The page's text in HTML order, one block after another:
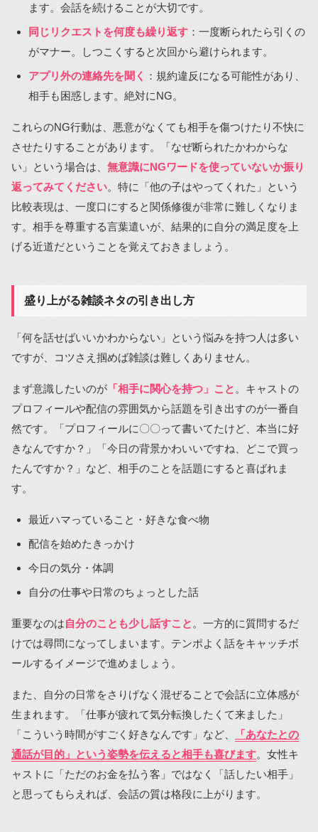
ます。会話を続けることが大切です。
同じリクエストを何度も繰り返す ：一度断られたら引くの
がマナー。しつこくすると次回から避けられます。
アプリ外の連絡先を聞く ：規約違反になる可能性があり、
相手も困惑します。絶対にNG。
これらのNG行動は、悪意がなくても相手を傷つけたり不快に
させたりすることがあります。「なぜ断られたかわからな
い」という場合は、 無意識にNGワードを使っていないか振り
返ってみてください。特に「他の子はやってくれた」という
比較表現は、一度口にすると関係修復が非常に難しくなりま
す。相手を尊重する言葉遣いが、結果的に自分の満足度を上
げる近道だということを覚えておきましょう。
盛り上がる雑談ネタの引き出し方
「何を話せばいいかわからない」という悩みを持つ人は多い
ですが、コツさえ掴めば雑談は難しくありません。
まず意識したいのが 「相手に関心を持つ」こと 。キャストの
プロフィールや配信の雰囲気から話題を引き出すのが一番自
然です。「プロフィールに〇〇って書いてたけど、本当に好
きなんですか？」「今日の背景かわいいですね、どこで買っ
たんですか？」など、相手のことを話題にすると喜ばれま
す。
最近ハマっていること・好きな食べ物
配信を始めたきっかけ
今日の気分・体調
自分の仕事や日常のちょっとした話
重要なのは自分のことも少し話すこと 。一方的に質問するだ
けでは尋問になってしまいます。テンポよく話をキャッチボ
ールするイメージで進めましょう。
また、自分の日常をさりげなく混ぜることで会話に立体感が
生まれます。「仕事が疲れて気分転換したくて来ました」
「こういう時間がすごく好きなんです」など、
「あなたとの
通話が目的」という姿勢を伝えると相手も喜びます。女性キ
ャストに「ただのお金を払う客」ではなく「話したい相手」
と思ってもらえれば、会話の質は格段に上がります。